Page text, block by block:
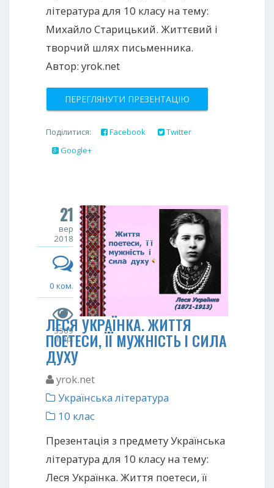
література для 10 класу на тему:
Михайло Старицький. Життєвий і
творчий шлях письменника.
Автор: yrok.net
ПЕРЕГЛЯНУТИ ПРЕЗЕНТАЦІЮ
Поділитися: Facebook
Twitter
Google+
21
вер
2018
0 ком.
3369
пер.
ЛЕСЯ УКРАЇНКА. ЖИТТЯ
ПОЕТЕСИ, ЇЇ МУЖНІСТЬ І СИЛА
ДУХУ
yrok.net
Українська література
10 клас
Презентація з предмету Українська
література для 10 класу на тему:
Леся Українка. Життя поетеси, її